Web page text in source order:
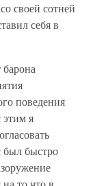
своей сотней
себя в
поведения
этим я
был быстро